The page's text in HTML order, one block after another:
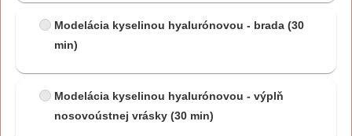
Modelácia kyselinou hyalurónovou - brada (30
min)
Modelácia kyselinou hyalurónovou - výplň
nosovoústnej vrásky (30 min)